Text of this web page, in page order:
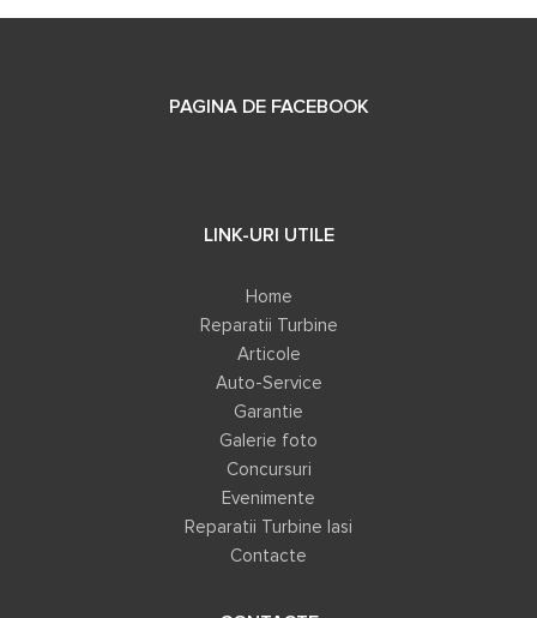
PAGINA DE FACEBOOK
LINK-URI UTILE
Home
Reparatii Turbine
Articole
Auto-Service
Garantie
Galerie foto
Concursuri
Evenimente
Reparatii Turbine Iasi
Contacte